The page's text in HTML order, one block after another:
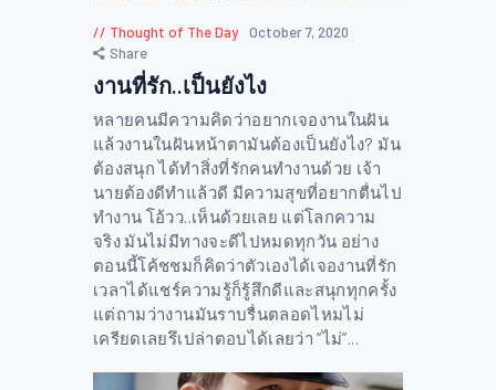
Thought of The Day
October 7, 2020
Share
งานที่รัก..เป็นยังไง
หลายคนมีความคิดว่าอยากเจองานในฝัน
แล้วงานในฝันหน้าตามันต้องเป็นยังไง? มัน
ต้องสนุก ได้ทำสิ่งที่รักคนทำงานด้วย เจ้า
นายต้องดีทำแล้วดี มีความสุขที่อยากตื่นไป
ทำงาน โอ้วว..เห็นด้วยเลย แต่โลกความ
จริง มันไม่มีทางจะดีไปหมดทุกวัน อย่าง
ตอนนี้โค้ชชมก็คิดว่าตัวเองได้เจองานที่รัก
เวลาได้แชร์ความรู้ก็รู้สึกดีและสนุกทุกครั้ง
แต่ถามว่างานมันราบรื่นตลอดไหมไม่
เครียดเลยรึเปล่าตอบได้เลยว่า “ไม่”...